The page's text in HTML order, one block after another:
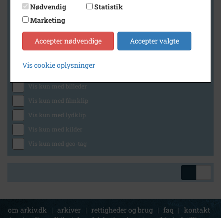
Generelt
Vis kun med billeder
Vis kun med filmklip
Vis kun med lydklip
Vis kun med kilder
Vis kun med geo-tag
om arkiv.dk | arkiver | rettigheder og brug | faq | kontakt
Nødvendig
Statistik
Marketing
Accepter nødvendige Accepter valgte
Vis cookie oplysninger